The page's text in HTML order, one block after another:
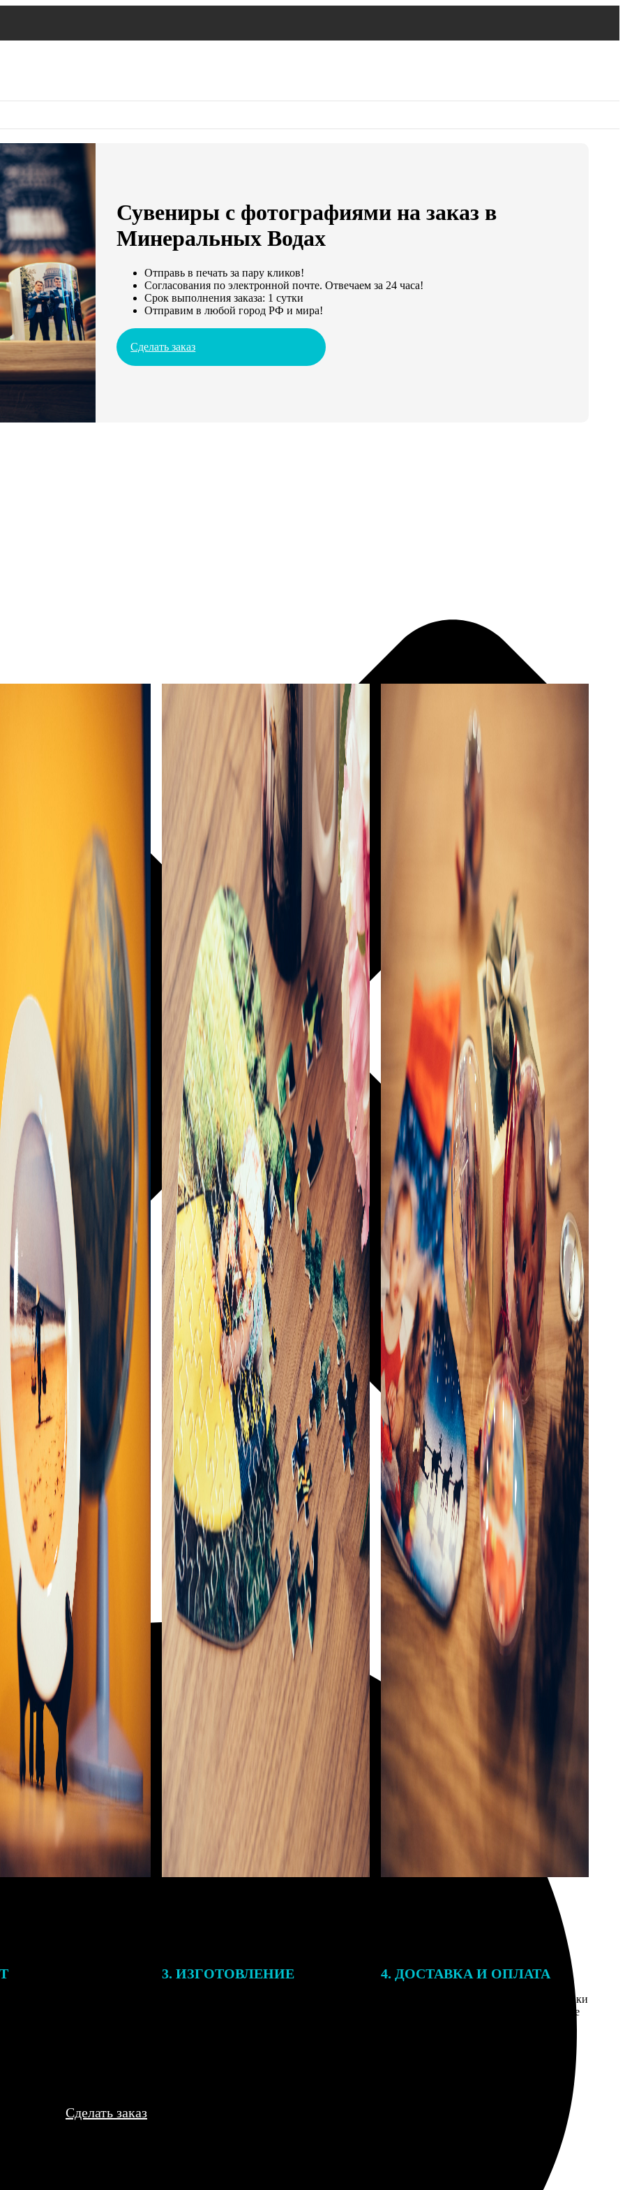
Сувениры с фотографиями на заказ в
Минеральных Водах
Отправь в печать за пару кликов!
Согласования по электронной почте. Отвечаем за 24 часа!
Срок выполнения заказа: 1 сутки
Отправим в любой город РФ и мира!
Сделать заказ
3. ИЗГОТОВЛЕНИЕ 4. ДОСТАВКА И ОПЛАТА
Введите адрес и выберите способ доставки
заказа. Если у вас есть промокод, введите
Сделать заказ